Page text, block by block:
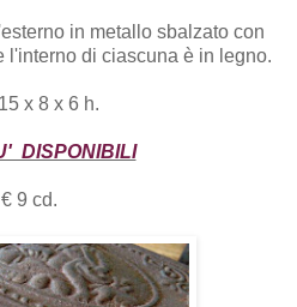
in metallo sbalzato con
l'interno di ciascuna è in legno.
x 8 x 6 h.
DISPONIBILI
€ 9 cd.